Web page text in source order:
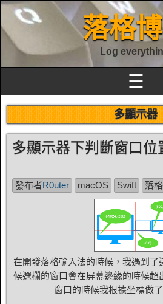
落格
Log
☰
多顯示器
多顯示器下判斷窗口位
發布者R0uter macOS Swift 落
在開發落格輸入法的時候，我遇到了
候選欄的窗口會在屏幕邊緣的時候超
窗口的時候我根據坐標做